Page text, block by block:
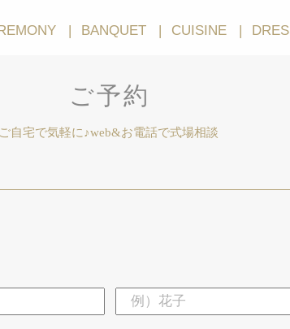
BANQUET CUISINE
ご予約
ご自宅で気軽に♪web&お電話で式場相談